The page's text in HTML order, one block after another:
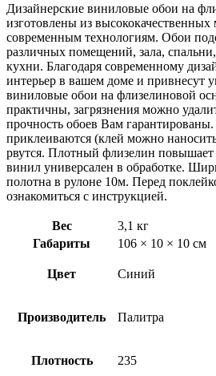
Дизайнерские виниловые обои на
изготовлены из высококачественных
современным технологиям. Обои
различных помещений, зала,
кухни. Благодаря современному
интерьер в вашем доме и привнесут
виниловые обои на флизелиновой
практичны, загрязнения можно
прочность обоев Вам
приклеиваются (клей можно
рвутся. Плотный флизелин повышает
винил универсален в обработке.
полотна в рулоне 10м. Перед
ознакомиться с инструкцией.
Вес
3,1 кг
Габариты
106 × 10 × 10 см
Цвет Синий
Производитель Палитра
Плотность 235